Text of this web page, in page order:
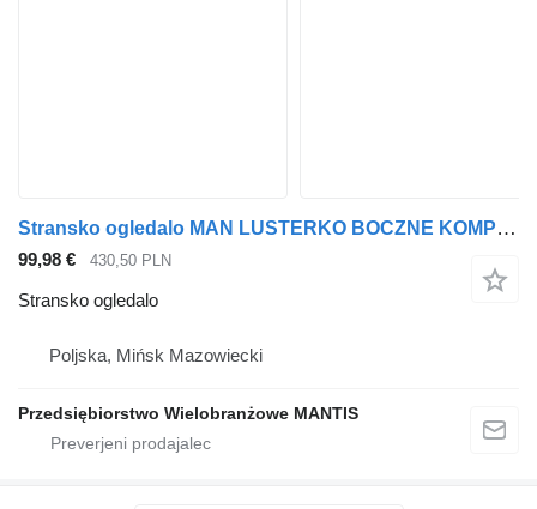
Stransko ogledalo MAN LUSTERKO BOCZNE KOMPLETNE MAN TGA TGL TGM PRAWE za vlačilec
99,98 € 430,50 PLN
Stransko ogledalo
Poljska, Mińsk Mazowiecki
Przedsiębiorstwo Wielobranżowe MANTIS